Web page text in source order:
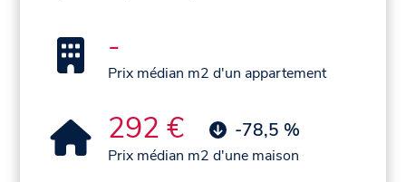
-
Prix médian m2 d'un appartement
292 € -78,5 %
Prix médian m2 d'une maison